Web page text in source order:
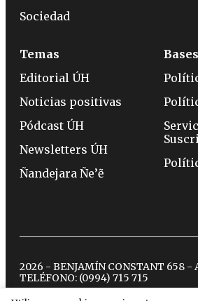
Sociedad
Temas
Editorial ÚH
Noticias positivas
Pódcast ÚH
Newsletters ÚH
Ñandejara Ñe’ẽ
2026 - BENJAMÍN CONSTANT 658 -
TELÉFONO: (0994) 715 715